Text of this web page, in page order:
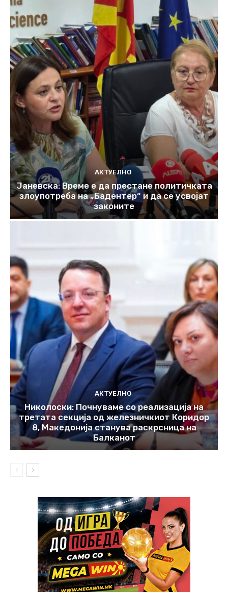
АКТУЕЛНО
Јаневска: Време е да престане политичката
злоупотреба на „Бадентер“ и да се усвојат
законите
АКТУЕЛНО
Николоски: Почнуваме со реализација на
третата секција од железничкиот Коридор
8, Македонија станува раскрсница на
Балканот